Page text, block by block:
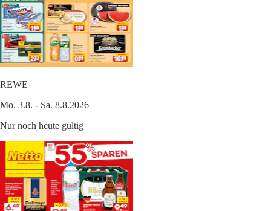
REWE
Mo. 3.8. - Sa. 8.8.2026
Nur noch heute gültig